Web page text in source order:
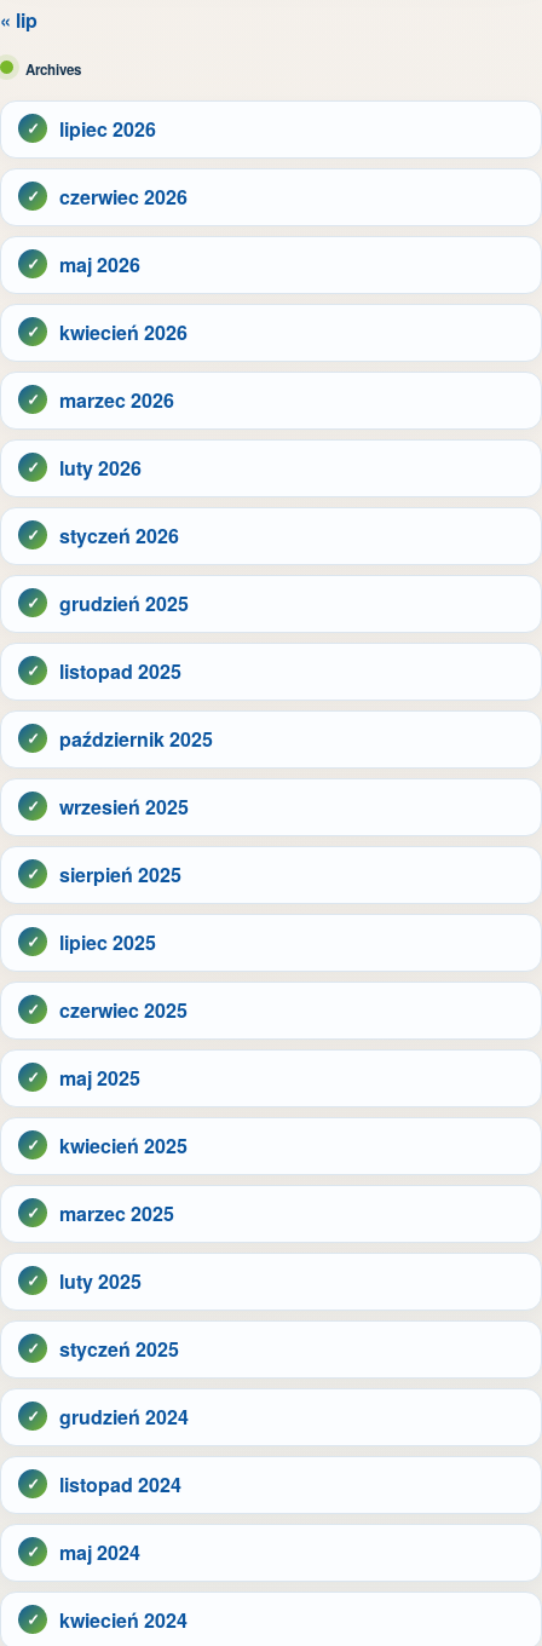
« lip
Archives
lipiec 2026
czerwiec 2026
maj 2026
kwiecień 2026
marzec 2026
luty 2026
styczeń 2026
grudzień 2025
listopad 2025
październik 2025
wrzesień 2025
sierpień 2025
lipiec 2025
czerwiec 2025
maj 2025
kwiecień 2025
marzec 2025
luty 2025
styczeń 2025
grudzień 2024
listopad 2024
maj 2024
kwiecień 2024